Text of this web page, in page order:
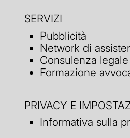
SERVIZI
Pubblicità
Network di
Consulenza
Formazione
PRIVACY E
Informativa sulla